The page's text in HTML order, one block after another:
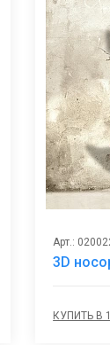
избранное
Арт.:
3D
КУПИТЬ В